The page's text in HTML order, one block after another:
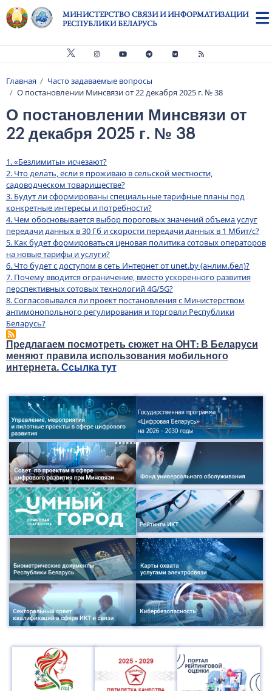
Перейти к основному содержанию
МИНИСТЕРСТВО СВЯЗИ И ИНФОРМАТИЗАЦИИ
РЕСПУБЛИКИ БЕЛАРУСЬ
Строка навигации
Главная
Часто задаваемые вопросы
О постановлении Минсвязи от 22 декабря 2025 г. № 38
О постановлении Минсвязи от
22 декабря 2025 г. № 38
1. «Безлимиты» исчезают?
2. Что делать, если я проживаю в сельской местности,
садоводческом товариществе?
3. Будут ли сформированы специальные тарифные планы под
конкретные интересы и потребности?
4. Чем обосновывается выбор пороговых значений объема услуг
передачи данных в 30 Гб и скорости передачи данных в 1 Мбит/с?
5. Как будет формироваться ценовая политика сотовых операторов
на новые тарифы и услуги?
6. Что будет с доступом в сеть Интернет от unet.by (анлим.бел)?
7. Почему вводится ограничение, вместо ускоренного развития
перспективных сотовых технологий 4G/5G?
8. Согласовывался ли проект постановления с Министерством
антимонопольного регулирования и торговли Республики
Беларусь?
Предлагаем посмотреть сюжет на ОНТ: В Беларуси
меняют правила использования мобильного
интернета. Ссылка тут